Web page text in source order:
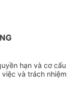
hạn và cơ cấu
và trách nhiệm